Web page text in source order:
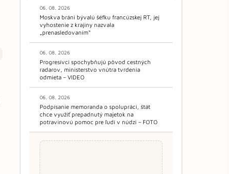
06. 08. 2026
Moskva bráni bývalú šéfku francúzskej RT, jej
vyhostenie z krajiny nazvala
„prenasledovaním“
06. 08. 2026
Progresívci spochybňujú pôvod cestných
radarov, ministerstvo vnútra tvrdenia
odmieta – VIDEO
06. 08. 2026
Podpísanie memoranda o spolupráci, štát
chce využiť prepadnutý majetok na
potravinovú pomoc pre ľudí v núdzi – FOTO